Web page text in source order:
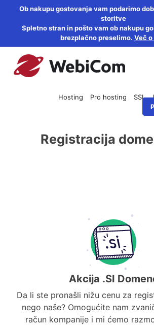
Ob nakupu gostovanja vam podarimo
storitve
Spletno stran in pošto vam ob nakupu
brezplačno preselimo. Več o
Hosting Pro hosting SSL
Registracija
Akcija .SI
Da li ste pronašli nižu cenu za
nego naše? Omogućite nam
račun kompanije i mi ćemo